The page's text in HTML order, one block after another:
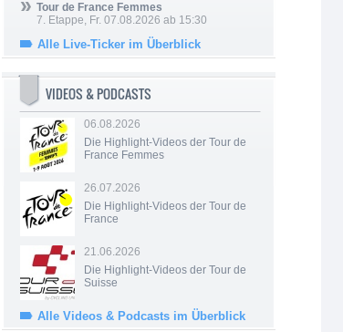
Tour de France Femmes
7. Etappe, Fr. 07.08.2026 ab 15:30
Alle Live-Ticker im Überblick
VIDEOS & PODCASTS
06.08.2026
Die Highlight-Videos der Tour de
France Femmes
26.07.2026
Die Highlight-Videos der Tour de
France
21.06.2026
Die Highlight-Videos der Tour de
Suisse
Alle Videos & Podcasts im Überblick